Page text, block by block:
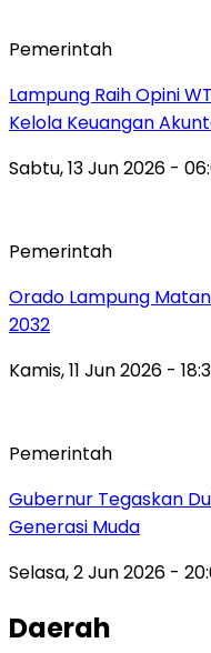
Pemerintah
Lampung Raih Opini
Kelola Keuangan
Sabtu, 13 Jun 2026 -
Pemerintah
Orado Lampung
2032
Kamis, 11 Jun 2026 -
Pemerintah
Gubernur Tegaskan
Generasi Muda
Selasa, 2 Jun 2026 -
Daerah